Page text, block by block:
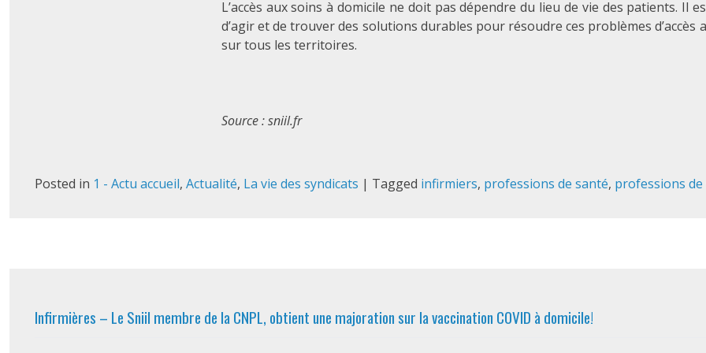
L’accès aux soins à domicile ne doit pas dépendre du lieu de vie des patients. Il
d’agir et de trouver des solutions durables pour résoudre ces problèmes d’accès
sur tous les territoires.
Source : sniil.fr
Posted in 1 - Actu accueil, Actualité, La vie des syndicats | Tagged infirmiers, professions de santé, professions de
Infirmières – Le Sniil membre de la CNPL, obtient une majoration sur la vaccination COVID à domicile!